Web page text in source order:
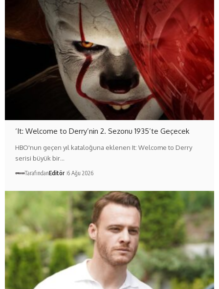
‘It: Welcome to Derry’nin 2. Sezonu 1935’te Geçecek
HBO'nun geçen yıl kataloğuna eklenen It: Welcome to Derry
serisi büyük bir…
TarafındanEditör 6 Ağu 2026